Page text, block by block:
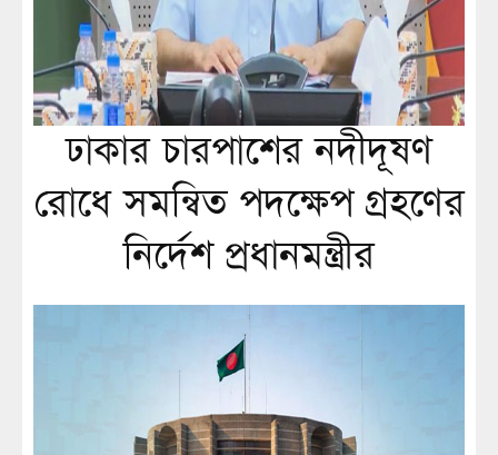
ঢাকার চারপাশের নদীদূষণ
রোধে সমন্বিত পদক্ষেপ গ্রহণের
নির্দেশ প্রধানমন্ত্রীর